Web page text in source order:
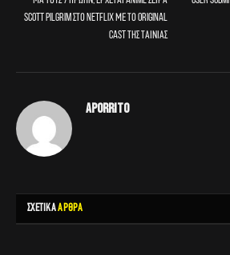
Scott Pilgrim στο Netflix με το original
cast της ταινίας
aporrito
ΣΧΕΤΙΚΑΑΡΘΡΑ